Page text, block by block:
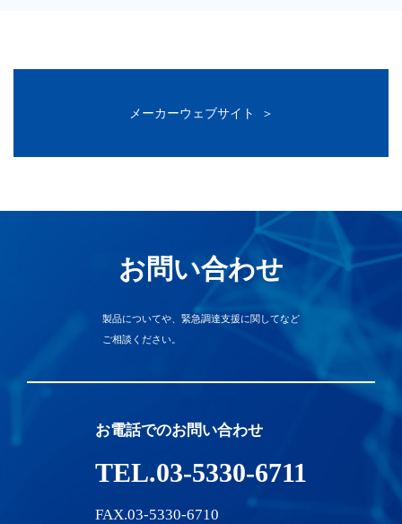
メーカーウェブサイト ＞
お問い合わせ
製品についてや、緊急調達支援に関してなど
ご相談ください。
お電話でのお問い合わせ
TEL.03-5330-6711
FAX.03-5330-6710